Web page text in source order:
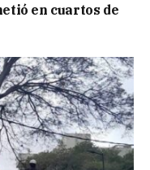
en cuartos de